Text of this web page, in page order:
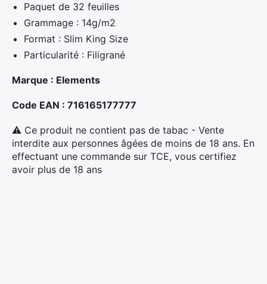
Paquet de 32 feuilles
Grammage : 14g/m2
Format : Slim King Size
Particularité : Filigrané
Marque : Elements
Code EAN : 716165177777
⚠ Ce produit ne contient pas de tabac - Vente
interdite aux personnes âgées de moins de 18 ans. En
effectuant une commande sur TCE, vous certifiez
avoir plus de 18 ans